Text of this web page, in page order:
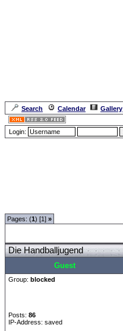
Search Calendar
Gallery
Login:
Pages: (1) [1] »
Die Handballjugend
Guest
Group: blocked
Posts: 86
IP-Address: saved